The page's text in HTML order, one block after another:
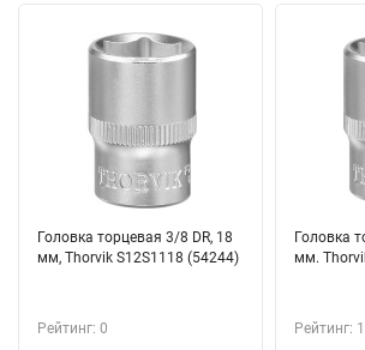
Головка торцевая 3/8 DR, 18
мм, Thorvik S12S1118 (54244)
Рейтинг: 0
Головка
мм.
Рейтинг: 1